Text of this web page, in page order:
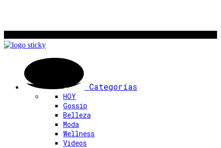
Categorías
HOY
Gossip
Belleza
Moda
Wellness
Videos